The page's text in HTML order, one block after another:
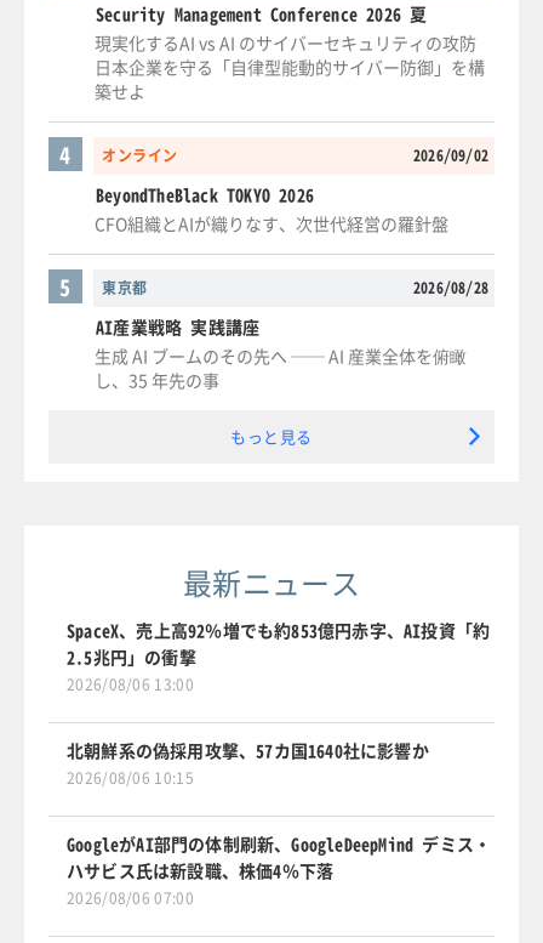
Security Management Conference 2026 夏
現実化するAI vs AI のサイバーセキュリティの攻防
日本企業を守る「自律型能動的サイバー防御」を構
築せよ
オンライン 2026/09/02
4
BeyondTheBlack TOKYO 2026
CFO組織とAIが織りなす、次世代経営の羅針盤
東京都 2026/08/28
5
AI産業戦略 実践講座
生成 AI ブームのその先へ ── AI 産業全体を俯瞰
し、35 年先の事
もっと見る
最新ニュース
SpaceX、売上高92％増でも約853億円赤字、AI投資「約
2.5兆円」の衝撃
2026/08/06 13:00
北朝鮮系の偽採用攻撃、57カ国1640社に影響か
2026/08/06 10:15
GoogleがAI部門の体制刷新、GoogleDeepMind デミス・
ハサビス氏は新設職、株価4％下落
2026/08/06 07:00